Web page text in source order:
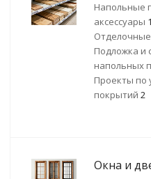
Напольные
аксессуары
Подложка и
напольных
Проекты по
покрытий 2
Окна и